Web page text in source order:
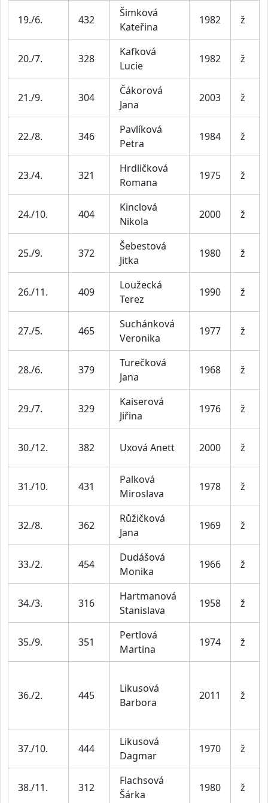
19./6. 432
Šimková
Kateřina
1982 ž
20./7. 328
Kafková
Lucie
1982 ž
21./9. 304
Čákorová
Jana
2003 ž
22./8. 346
Pavlíková
Petra
1984 ž
23./4. 321
Hrdličková
Romana
1975 ž
24./10. 404
Kinclová
Nikola
2000 ž
25./9. 372
Šebestová
Jitka
1980 ž
26./11. 409
Loužecká
Terez
1990 ž
27./5. 465
Suchánková
Veronika
1977 ž
28./6. 379
Turečková
Jana
1968 ž
29./7. 329
Kaiserová
Jiřina
1976 ž
30./12. 382 Uxová Anett 2000 ž
31./10. 431
Palková
Miroslava
1978 ž
32./8. 362
Růžičková
Jana
1969 ž
33./2. 454
Dudášová
Monika
1966 ž
34./3. 316
Hartmanová
Stanislava
1958 ž
35./9. 351
Pertlová
Martina
1974 ž
36./2. 445
Likusová
Barbora
2011 ž
37./10. 444
Likusová
Dagmar
1970 ž
38./11. 312
Flachsová
Šárka
1980 ž